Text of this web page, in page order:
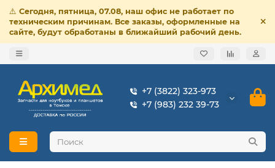
⚠️ Сегодня, пятница, 07.08, наш офис не работает по
техническим причинам. Все заказы, оформленные на
сайте, будут обработаны в ближайший рабочий день.
+7 (3822) 323-973
+7 (983) 232 39-73